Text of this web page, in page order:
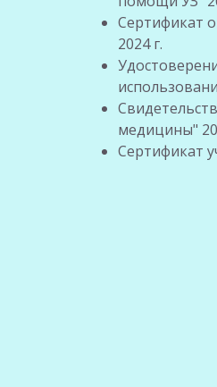
Сертификат
2024 г.
медицины"
Сертификат